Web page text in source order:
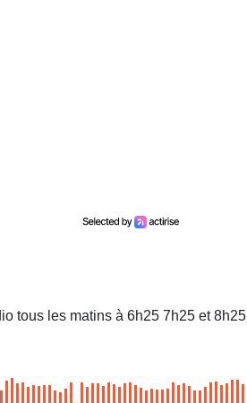
tous les matins à 6h25 7h25 et 8h25